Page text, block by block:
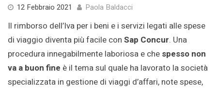
12 Febbraio 2021 25
2021
Paola Baldacci
Il rimborso dell’Iva per i beni e i servizi legati alle spese
di viaggio diventa più facile con Sap Concur. Una
procedura innegabilmente laboriosa e che spesso non
va a buon fine è il tema sul quale ha lavorato la società
specializzata in gestione di viaggi d’affari, note spese,